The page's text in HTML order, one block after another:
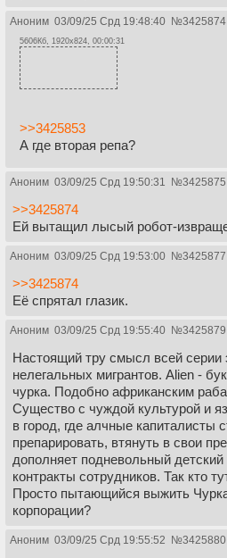
Аноним 03/09/25 Срд 19:48:40 №3425874
5606Кб, 1920x824, 00:00:31
>>3425853
А где вторая репа?
Аноним 03/09/25 Срд 19:50:31 №3425875
>>3425874
Ей вытащил лысый робот-
Аноним 03/09/25 Срд 19:53:00 №3425877
>>3425874
Её спрятал глазик.
Аноним 03/09/25 Срд 19:55:40 №3425879
Настоящий тру смысл всей серии
нелегальных мигрантов. Alien -
чурка. Подобно африканским
Существо с чуждой культурой и
в город, где алчные капиталисты
препарировать, втянуть в свои
дополняет подневольный
контракты сотрудников. Так кто
Просто пытающийся выжить
корпорации?
Аноним 03/09/25 Срд 19:55:52 №3425880